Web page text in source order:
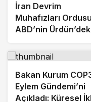
İran Devrim
Muhafızları Ordusu
ABD’nin
Bakan Kurum
Eylem Gündemi’ni
Açıkladı: Küresel